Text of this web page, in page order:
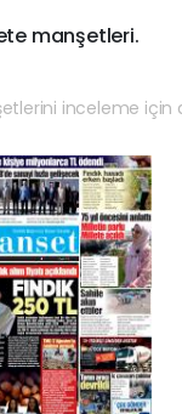
manşetleri.
inceleme için